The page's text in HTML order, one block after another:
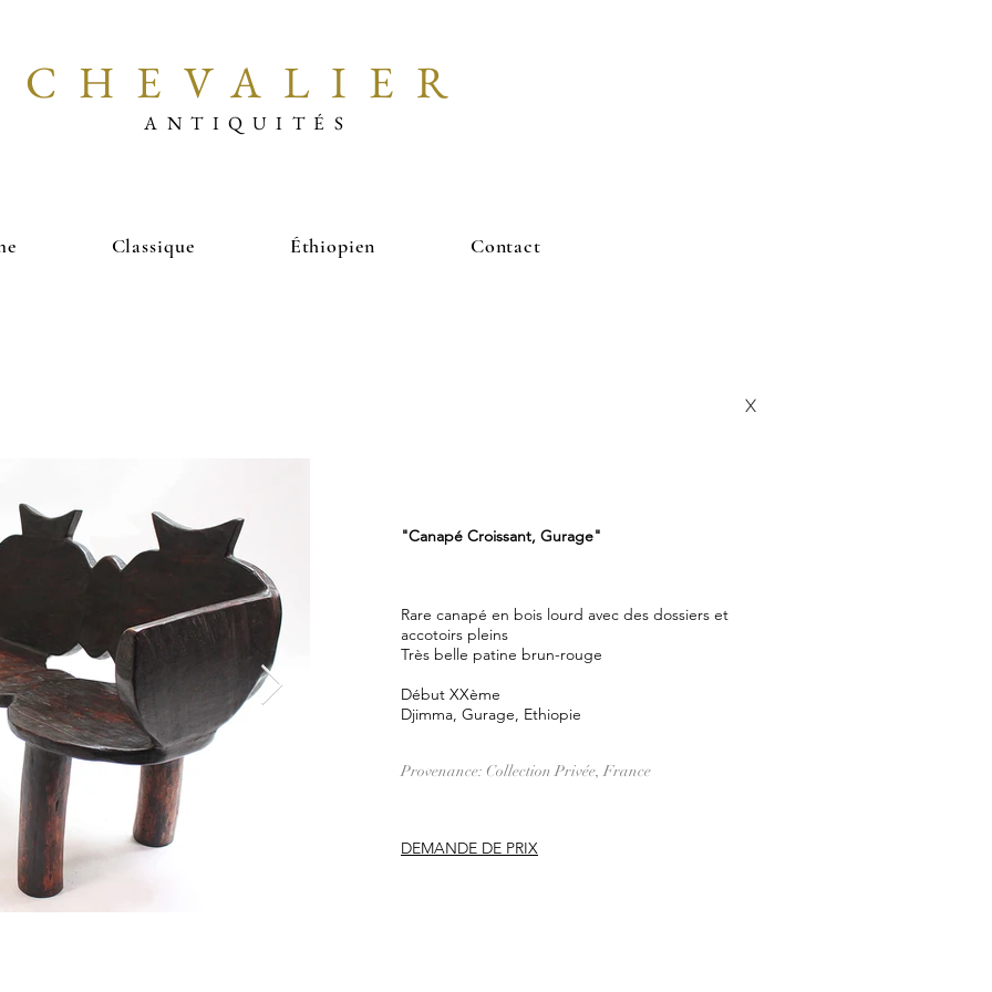
CHEVALIER
ANTIQUITÉS
Classique Éthiopien Contact
X
"Canapé Croissant, Gurage"
Rare canapé en bois lourd avec des dossiers et
accotoirs pleins
Très belle patine brun-rouge
Début XXème
Djimma, Gurage, Ethiopie
Provenance: Collection Privée, France
DEMANDE DE PRIX